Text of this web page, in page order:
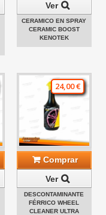
Ver
CERAMICO EN SPRAY
CERAMIC BOOST
KENOTEK
24,00 €
Comprar
Ver
DESCONTAMINANTE
FÉRRICO WHEEL
CLEANER ULTRA